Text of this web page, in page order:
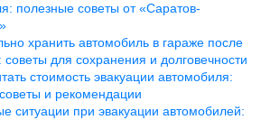
полезные советы от «Саратов-
хранить автомобиль в гараже после
советы для сохранения и долговечности
стоимость эвакуации автомобиля:
и рекомендации
ситуации при эвакуации автомобилей: